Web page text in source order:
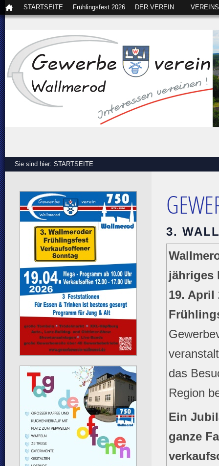
STARTSEITE Frühlingsfest 2026 DER VEREIN
Sie sind hier: STARTSEITE
3.
jähriges
19. April
das
Region
Ein
ganze